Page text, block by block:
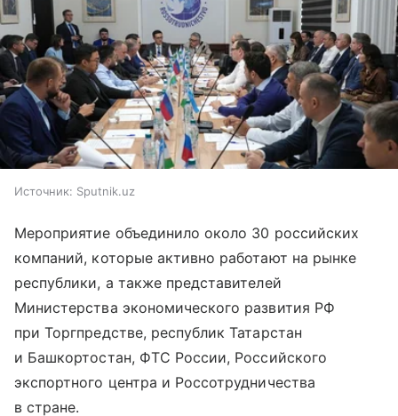
Источник: Sputnik.uz
Мероприятие объединило около 30 российских
компаний, которые активно работают на рынке
республики, а также представителей
Министерства экономического развития РФ
при Торгпредстве, республик Татарстан
и Башкортостан, ФТС России, Российского
экспортного центра и Россотрудничества
в стране.